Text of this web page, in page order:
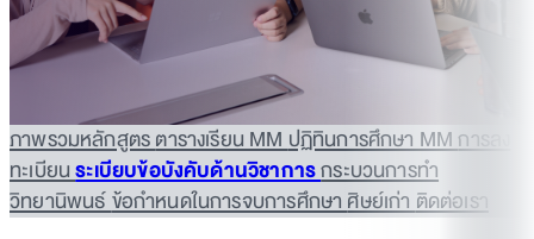
ภาพรวมหลักสูตรตารางเรียน MMปฏิทินการศึกษา MMการลง
ทะเบียนระเบียบข้อบังคับด้านวิชาการกระบวนการทำ
วิทยานิพนธ์ข้อกำหนดในการจบการศึกษาศิษย์เก่าติดต่อเรา